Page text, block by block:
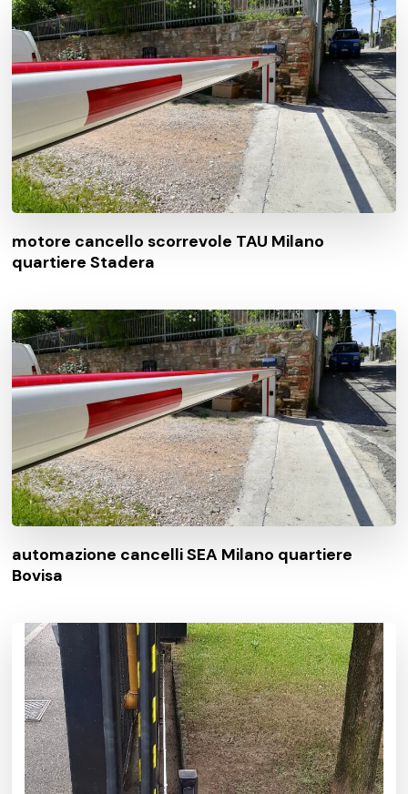
motore cancello scorrevole TAU Milano
quartiere Stadera
automazione cancelli SEA Milano quartiere
Bovisa